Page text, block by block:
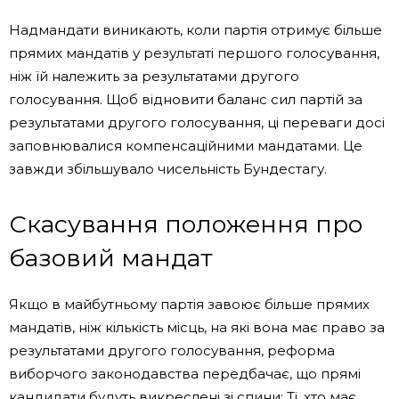
Надмандати виникають, коли партія отримує більше
прямих мандатів у результаті першого голосування,
ніж їй належить за результатами другого
голосування. Щоб відновити баланс сил партій за
результатами другого голосування, ці переваги досі
заповнювалися компенсаційними мандатами. Це
завжди збільшувало чисельність Бундестагу.
Скасування положення про
базовий мандат
Якщо в майбутньому партія завоює більше прямих
мандатів, ніж кількість місць, на які вона має право за
результатами другого голосування, реформа
виборчого законодавства передбачає, що прямі